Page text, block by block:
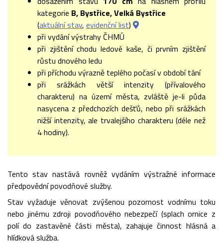
kategorie B, Bystřice, Velká Bystřice
(aktuální stav, evidenční list)
při vydání výstrahy ČHMÚ
při zjištění chodu ledové kaše, či prvním zjištění
růstu dnového ledu
při příchodu výrazně teplého počasí v období tání
při srážkách větší intenzity (přívalového
charakteru) na území města, zvláště je-li půda
nasycena z předchozích dešťů, nebo při srážkách
nižší intenzity, ale trvalejšího charakteru (déle než
4 hodiny).
Tento stav nastává rovněž vydáním výstražné informace
předpovědní povodňové služby.
Stav vyžaduje věnovat zvýšenou pozornost vodnímu toku
nebo jinému zdroji povodňového nebezpečí (splach ornice z
polí do zastavěné části města), zahajuje činnost hlásná a
hlídková služba.